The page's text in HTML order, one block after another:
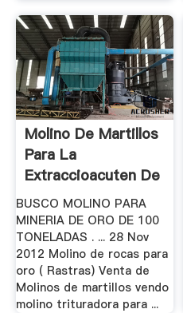
Molino De Martillos
Para La
Extraccioacuten De
Oro
BUSCO MOLINO PARA
MINERIA DE ORO DE 100
TONELADAS . ... 28 Nov
2012 Molino de rocas para
oro ( Rastras) Venta de
Molinos de martillos vendo
molino trituradora para ...